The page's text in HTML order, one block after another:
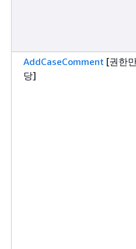
AddCaseComment [권한
당]